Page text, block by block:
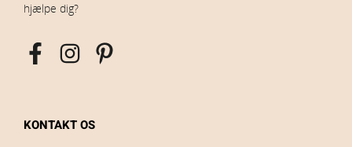
hjælpe dig?
KONTAKT OS